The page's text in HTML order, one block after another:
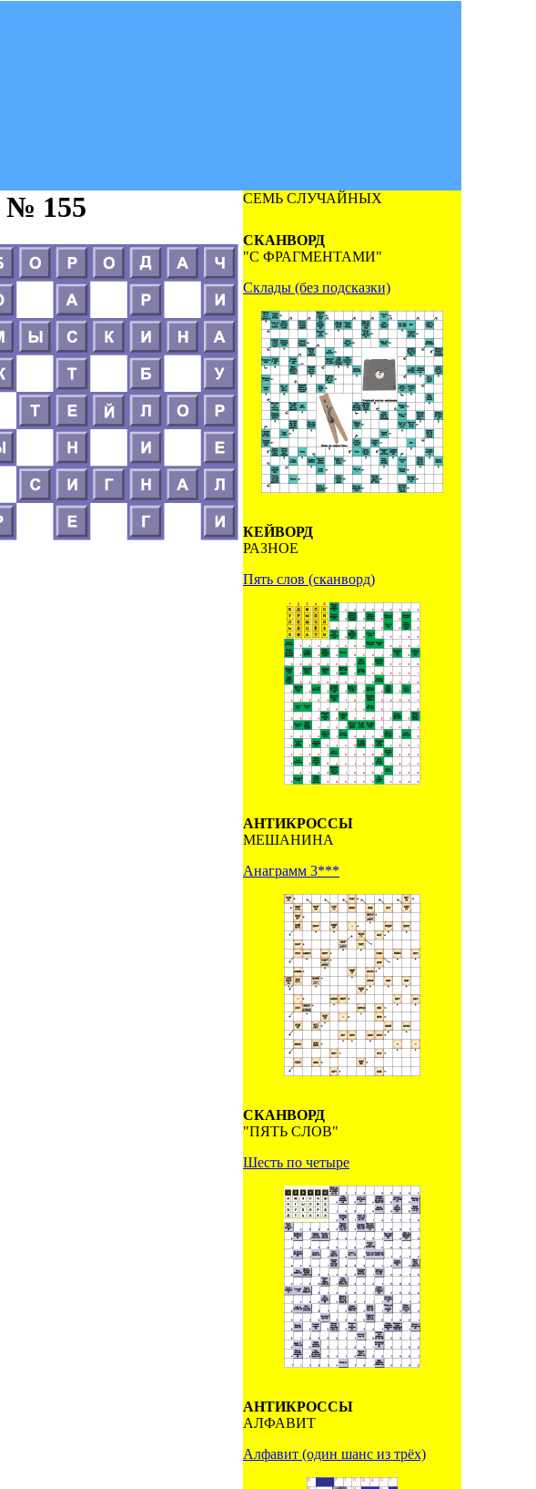
№ 155 СЕМЬ СЛУЧАЙНЫХ
СКАНВОРД
"С ФРАГМЕНТАМИ"
Склады (без подсказки)
КЕЙВОРД
РАЗНОЕ
Пять слов (сканворд)
АНТИКРОССЫ
МЕШАНИНА
Анаграмм 3***
СКАНВОРД
"ПЯТЬ СЛОВ"
Шесть по четыре
АНТИКРОССЫ
АЛФАВИТ
Алфавит (один шанс из трёх)